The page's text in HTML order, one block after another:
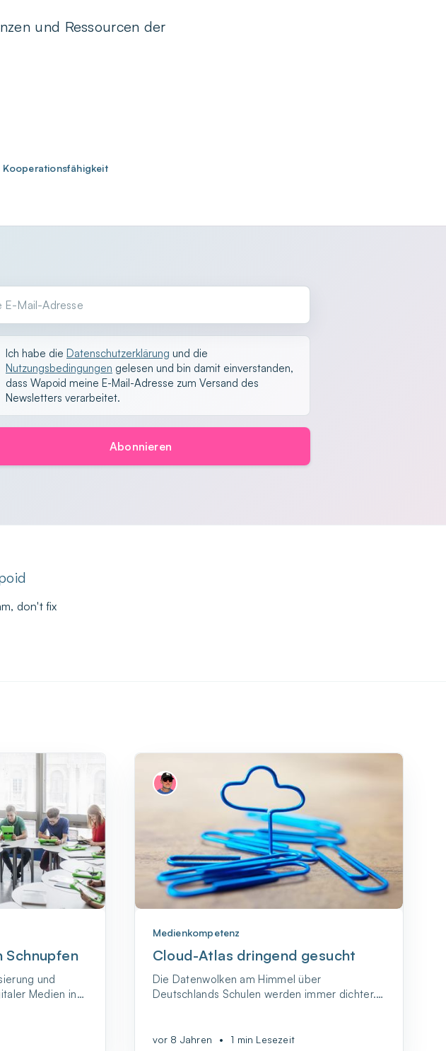
und Ressourcen der
Kooperationsfähigkeit
Adresse
Ich habe die Datenschutzerklärung und die
Nutzungsbedingungen gelesen und bin damit einverstanden,
dass Wapoid meine E-Mail-Adresse zum Versand des
Newsletters verarbeitet.
Abonnieren
don't fix
Schnupfen
und
Medien in
aus.
Medienkompetenz
Cloud-Atlas dringend gesucht
Die Datenwolken am Himmel über
Deutschlands Schulen werden immer dichter.
vom Cloud Computing bei der Digitalisierung
vor 8 Jahren • 1 min Lesezeit